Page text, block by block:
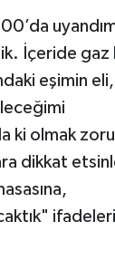
İçeride gaz
eşimin
ki olmak
dikkat